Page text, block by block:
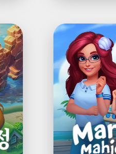
Mary's
Mahjong:
의
마
을
지
어
세
요!